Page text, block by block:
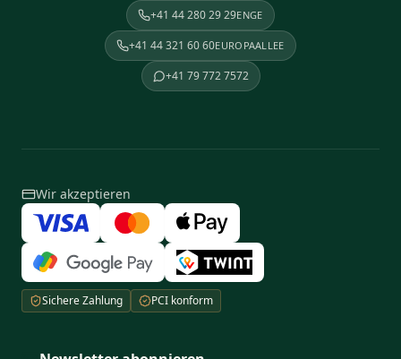
+41 44 280 29 29ENGE
+41 44 321 60 60EUROPAALLEE
+41 79 772 7572
Wir akzeptieren
Sichere Zahlung PCI konform